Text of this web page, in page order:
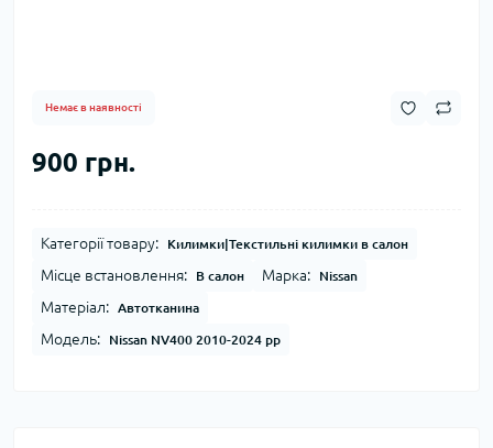
Немає в наявності
900 грн.
Категорії товару: Килимки|Текстильні килимки в салон
Місце встановлення: В салон Марка: Nissan
Матеріал: Автотканина
Модель: Nissan NV400 2010-2024 рр